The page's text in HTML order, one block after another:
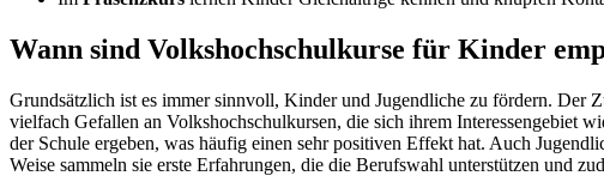
Wann sind Volkshochschulkurse für Kinder
Grundsätzlich ist es immer sinnvoll, Kinder und Jugendliche zu fördern. Der
vielfach Gefallen an Volkshochschulkursen, die sich ihrem Interessengebiet
der Schule ergeben, was häufig einen sehr positiven Effekt hat. Auch
Weise sammeln sie erste Erfahrungen, die die Berufswahl unterstützen und